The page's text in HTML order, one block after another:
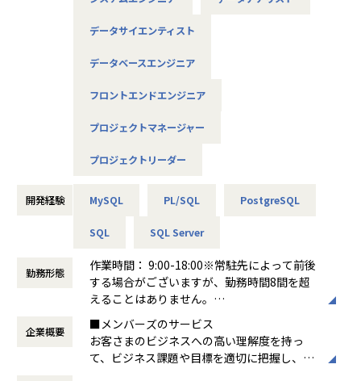
顧客とのコミュニケーションをとりながらチームをリードす
っていただきます。
・クライアントと直接コミュニケーションを取り業務内容を
・メンバーのタスク指示および進捗確認
【社員が語る会社の面白さ】
を把握しながら「どこまで裁量を持てるか」は非常に重要な
要素かと思います。弊社のプロジェクトリーダーはクライア
ントの課題を直接解決するポジションであり、要件定義から
実行計画の立案、チームのマネジメントまで一貫して行える
点が魅力だと思います。
【業務の変更の範囲】
データサイエンティスト
データベースエンジニア
フロントエンドエンジニア
プロジェクトマネージャー
プロジェクトリーダー
開発経験 MySQL PL/SQL PostgreSQL
SQL SQL Server
勤務形態
作業時間： 9:00-18:00※常駐先によって前後
する場合がございますが、勤務時間8間を超
えることはありません。
働き方：
固定時間制（9時～18時、10時～19
時など）
時間外労働の有無： 有（月平均15時間）
休憩時間： 60分
企業概要
■メンバーズのサービス
お客さまのビジネスへの高い理解度を持っ
て、ビジネス課題や目標を適切に把握し、